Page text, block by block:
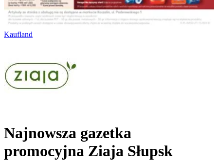
Kaufland
Najnowsza gazetka
promocyjna Ziaja Słupsk